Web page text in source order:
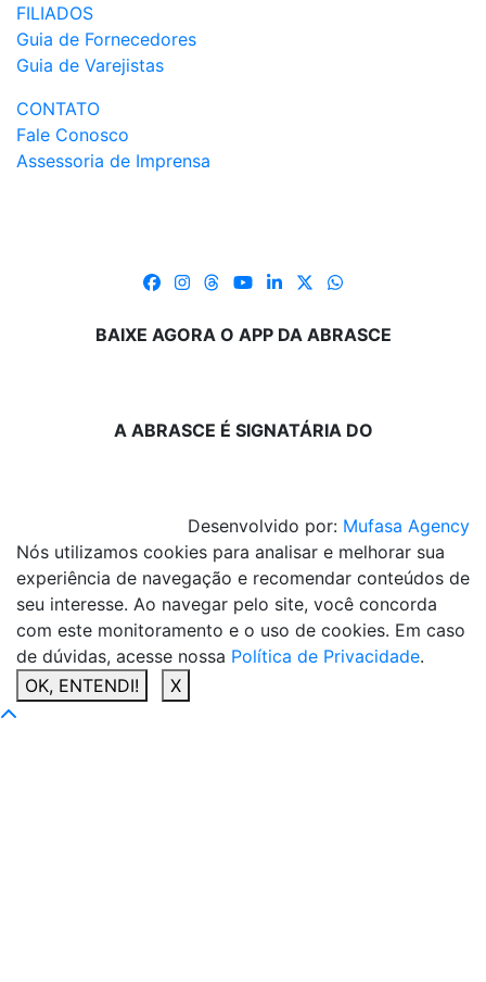
FILIADOS
Guia de Fornecedores
Guia de Varejistas
CONTATO
Fale Conosco
Assessoria de Imprensa
BAIXE AGORA O APP DA ABRASCE
A ABRASCE É SIGNATÁRIA DO
Desenvolvido por: Mufasa Agency
Nós utilizamos cookies para analisar e melhorar sua
experiência de navegação e recomendar conteúdos de
seu interesse. Ao navegar pelo site, você concorda
com este monitoramento e o uso de cookies. Em caso
de dúvidas, acesse nossa Política de Privacidade.
OK, ENTENDI!
X